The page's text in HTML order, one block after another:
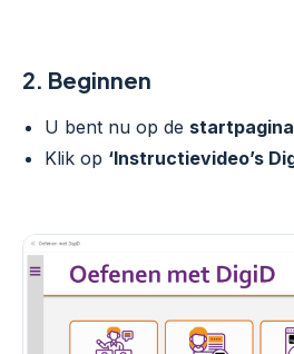
2. Beginnen
U bent nu op de
Klik op ‘Instructievideo’s